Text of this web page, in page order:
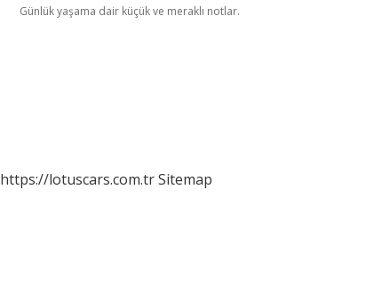
Günlük yaşama dair küçük ve meraklı notlar.
https://lotuscars.com.trSitemap